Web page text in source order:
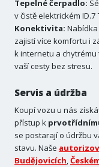
Tepelné čerpadlo:
v čistě elektrickém
Konektivita:
zajistí více komfortu i
k internetu a
vaší cesty bez stresu.
Servis a údržba
Koupí vozu u nás
přístup k
se postarají o údržbu
stavu. Naše
Budějovicích,